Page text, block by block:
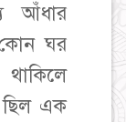
আঁধার
ঘর
ছিল এক